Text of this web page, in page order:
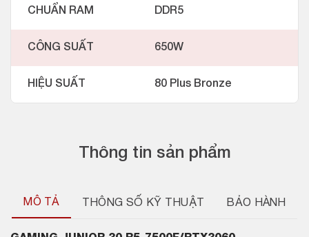
Thông tin sản phẩm
MÔ TẢ THÔNG SỐ KỸ THUẬT BẢO HÀNH
CHUẨN RAM DDR5
CÔNG SUẤT 650W
HIỆU SUẤT 80 Plus Bronze